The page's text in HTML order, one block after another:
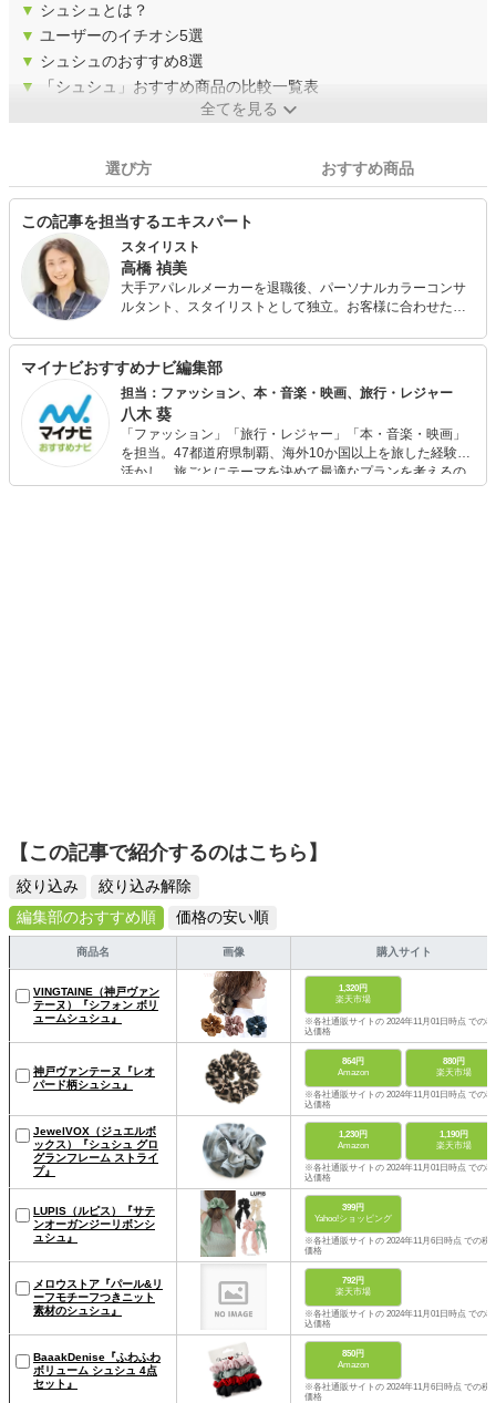
▼ シュシュとは？
▼ ユーザーのイチオシ5選
▼ シュシュのおすすめ8選
▼
「シュシュ」おすすめ商品の比較一覧表
全てを見る
選び方 おすすめ商品
この記事を担当するエキスパート
スタイリスト
高橋 禎美
大手アパレルメーカーを退職後、パーソナルカラーコンサ
ルタント、スタイリストとして独立。お客様に合わせたバ
くアドバイス。パーソナルカラー診断も会社員時代から仕
事の中で関わっており実績と定評がある。 また、FPとして
も活動しており、個人FP相談や投資初心者の女性に向けた
「はじめての投資セミナー」を開催中。お金とファッショ
ンに興味のある女性に支持されている。
マイナビおすすめナビ編集部
担当：ファッション、本・音楽・映画、旅行・レジャー
八木 葵
「ファッション」「旅行・レジャー」「本・音楽・映画」
を担当。47都道府県制覇、海外10か国以上を旅した経験を
活かし、旅ごとにテーマを決めて最適なプランを考えるの
が得意。また、アパレルショップでの販売経験もあり。誰
【この記事で紹介するのはこちら】
絞り込み
絞り込み解除
編集部のおすすめ順
価格の安い順
商品名 画像 購入サイト
VINGTAINE（神戸ヴァン
テーヌ）『シフォン ボリ
ュームシュシュ』
1,320円
楽天市場
※各社通販サイトの 2024年11月01日時点 での税
込価格
神戸ヴァンテーヌ『レオ
パード柄シュシュ』
864円
Amazon
880円
楽天市場
※各社通販サイトの 2024年11月01日時点 での税
込価格
JewelVOX（ジュエルボ
ックス）『シュシュ グロ
グランフレーム ストライ
プ』
1,230円
Amazon
1,190円
楽天市場
※各社通販サイトの 2024年11月01日時点 での税
込価格
LUPIS（ルピス）『サテ
ンオーガンジーリボンシ
ュシュ』
399円
Yahoo!ショッピング
※各社通販サイトの 2024年11月6日時点 での税
価格
メロウストア『パール&リ
ーフモチーフつきニット
素材のシュシュ』
792円
楽天市場
※各社通販サイトの 2024年11月01日時点 での税
込価格
BaaakDenise『ふわふわ
ボリューム シュシュ 4点
セット』
850円
Amazon
※各社通販サイトの 2024年11月6日時点 での税
価格